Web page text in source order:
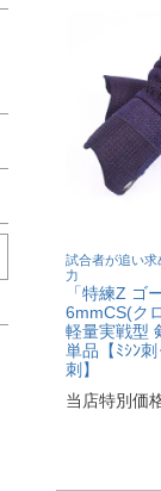
試合者が追い
力
「特練Z ゴ
6mmCS(ク
軽量実戦型
単品【ﾐｼﾝ
刺】
当店特別価